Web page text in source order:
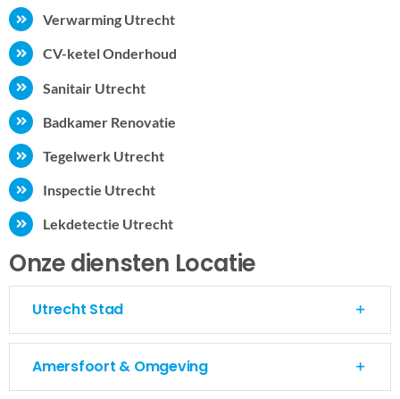
Verwarming Utrecht
CV-ketel Onderhoud
Sanitair Utrecht
Badkamer Renovatie
Tegelwerk Utrecht
Inspectie Utrecht
Lekdetectie Utrecht
Onze diensten Locatie
Utrecht Stad
Amersfoort & Omgeving